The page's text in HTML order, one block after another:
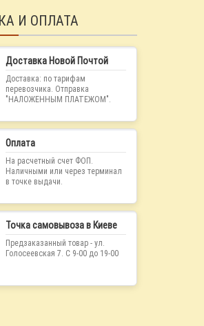
И ОПЛАТА
Доставка Новой Почтой
Доставка: по тарифам
перевозчика. Отправка
"НАЛОЖЕННЫМ ПЛАТЕЖОМ".
Оплата
На расчетный счет ФОП.
Наличными или через терминал
в точке выдачи.
Точка самовывоза в Киеве
Предзаказанный товар - ул.
Голосеевская 7. С 9-00 до 19-00